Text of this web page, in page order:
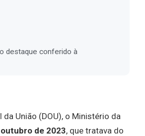
destaque conferido à
União (DOU), o Ministério da
outubro de 2023, que tratava do